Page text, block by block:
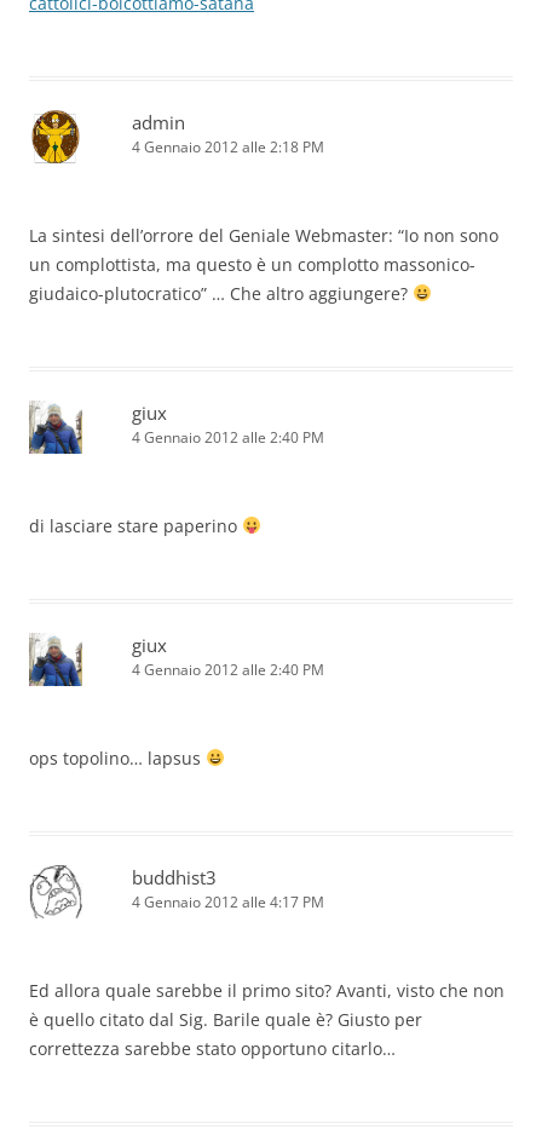
admin
4 Gennaio 2012 alle 2:18 PM
La sintesi dell’orrore del Geniale Webmaster: “Io non sono
un complottista, ma questo è un complotto massonico-
giudaico-plutocratico” … Che altro aggiungere?
giux
4 Gennaio 2012 alle 2:40 PM
di lasciare stare paperino
giux
4 Gennaio 2012 alle 2:40 PM
ops topolino… lapsus
buddhist3
4 Gennaio 2012 alle 4:17 PM
Ed allora quale sarebbe il primo sito? Avanti, visto che non
è quello citato dal Sig. Barile quale è? Giusto per
correttezza sarebbe stato opportuno citarlo…